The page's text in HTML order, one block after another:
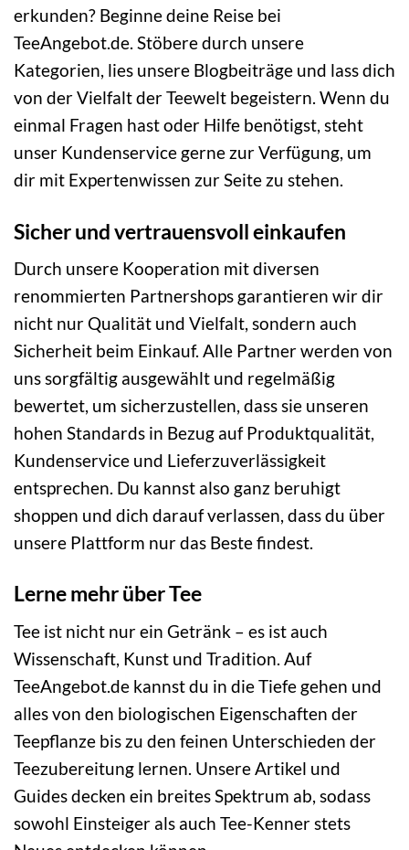
erkunden? Beginne deine Reise bei
TeeAngebot.de. Stöbere durch unsere
Kategorien, lies unsere Blogbeiträge und lass dich
von der Vielfalt der Teewelt begeistern. Wenn du
einmal Fragen hast oder Hilfe benötigst, steht
unser Kundenservice gerne zur Verfügung, um
dir mit Expertenwissen zur Seite zu stehen.
Sicher und vertrauensvoll einkaufen
Durch unsere Kooperation mit diversen
renommierten Partnershops garantieren wir dir
nicht nur Qualität und Vielfalt, sondern auch
Sicherheit beim Einkauf. Alle Partner werden von
uns sorgfältig ausgewählt und regelmäßig
bewertet, um sicherzustellen, dass sie unseren
hohen Standards in Bezug auf Produktqualität,
Kundenservice und Lieferzuverlässigkeit
entsprechen. Du kannst also ganz beruhigt
shoppen und dich darauf verlassen, dass du über
unsere Plattform nur das Beste findest.
Lerne mehr über Tee
Tee ist nicht nur ein Getränk – es ist auch
Wissenschaft, Kunst und Tradition. Auf
TeeAngebot.de kannst du in die Tiefe gehen und
alles von den biologischen Eigenschaften der
Teepflanze bis zu den feinen Unterschieden der
Teezubereitung lernen. Unsere Artikel und
Guides decken ein breites Spektrum ab, sodass
sowohl Einsteiger als auch Tee-Kenner stets